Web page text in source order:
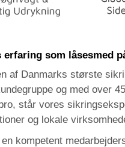
erfaring som låsesmed
af Danmarks største
og med over
står vores
og lokale
kompetent